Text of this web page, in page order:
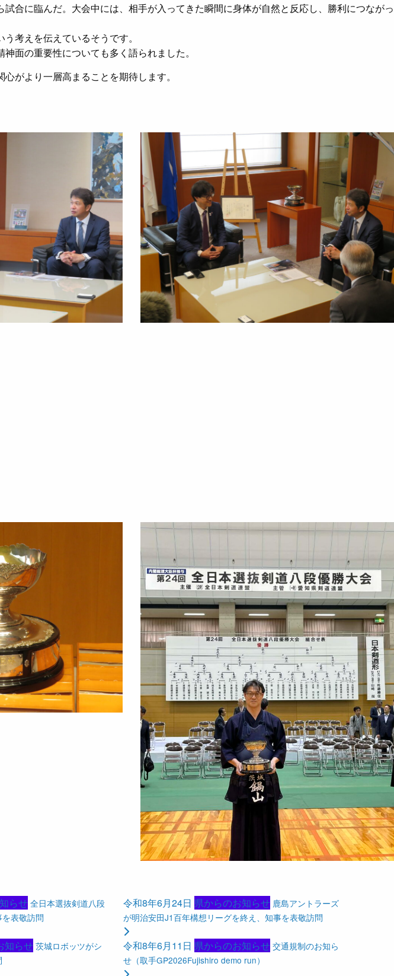
合に臨んだ。大会中には、相手が入ってきた瞬間に身体が自然と反応し、勝利につながっ
考えを伝えているそうです。
面の重要性についても多く語られました。
がより一層高まることを期待します。
らせ 全日本選抜剣道八段
表敬訪問
令和8年6月24日 県からのお知らせ 鹿島アントラーズ
が明治安田J1百年構想リーグを終え、知事を表敬訪問
知らせ 茨城ロボッツがシ
令和8年6月11日 県からのお知らせ 交通規制のお知ら
せ（取手GP2026Fujishiro demo run）